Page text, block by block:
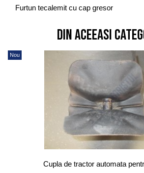
Furtun tecalemit cu cap gresor
Din aceeasi
Nou
Cupla de tractor automata